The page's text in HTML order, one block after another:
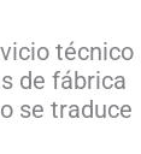
técnico
de fábrica
se traduce